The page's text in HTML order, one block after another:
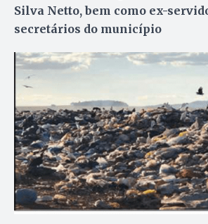
Silva Netto, bem como ex-
secretários do município